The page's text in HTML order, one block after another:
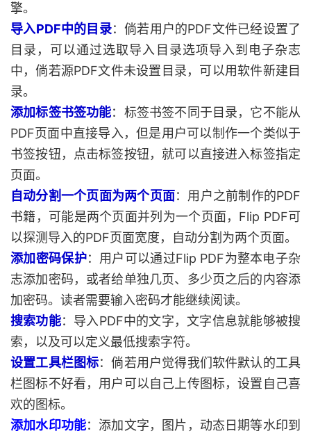
擎。
导入PDF中的目录：倘若用户的PDF文件已经设置了
目录，可以通过选取导入目录选项导入到电子杂志
中，倘若源PDF文件未设置目录，可以用软件新建目
录。
添加标签书签功能：标签书签不同于目录，它不能从
PDF页面中直接导入，但是用户可以制作一个类似于
书签按钮，点击标签按钮，就可以直接进入标签指定
页面。
自动分割一个页面为两个页面：用户之前制作的PDF
书籍，可能是两个页面并列为一个页面，Flip PDF可
以探测导入的PDF页面宽度，自动分割为两个页面。
添加密码保护：用户可以通过Flip PDF为整本电子杂
志添加密码，或者给单独几页、多少页之后的内容添
加密码。读者需要输入密码才能继续阅读。
搜索功能：导入PDF中的文字，文字信息就能够被搜
索，以及可以定义最低搜索字符。
设置工具栏图标：倘若用户觉得我们软件默认的工具
栏图标不好看，用户可以自己上传图标，设置自己喜
欢的图标。
添加水印功能：添加文字，图片，动态日期等水印到